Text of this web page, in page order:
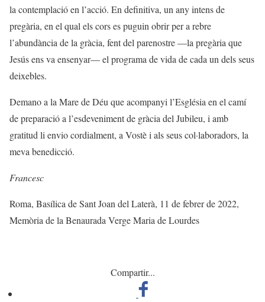
la contemplació en l’acció. En definitiva, un any intens de
pregària, en el qual els cors es puguin obrir per a rebre
l’abundància de la gràcia, fent del parenostre —la pregària que
Jesús ens va ensenyar— el programa de vida de cada un dels seus
deixebles.
Demano a la Mare de Déu que acompanyi l’Església en el camí
de preparació a l’esdeveniment de gràcia del Jubileu, i amb
gratitud li envio cordialment, a Vostè i als seus col·laboradors, la
meva benedicció.
Francesc
Roma, Basílica de Sant Joan del Laterà, 11 de febrer de 2022,
Memòria de la Benaurada Verge Maria de Lourdes
Compartir...